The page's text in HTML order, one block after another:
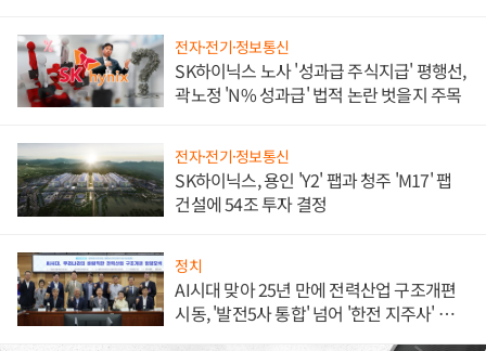
전자·전기·정보통신
SK하이닉스 노사 '성과급 주식지급' 평행선,
곽노정 'N% 성과급' 법적 논란 벗을지 주목
전자·전기·정보통신
SK하이닉스, 용인 'Y2' 팹과 청주 'M17' 팹
건설에 54조 투자 결정
정치
AI시대 맞아 25년 만에 전력산업 구조개편
시동, '발전5사 통합' 넘어 '한전 지주사' 재편